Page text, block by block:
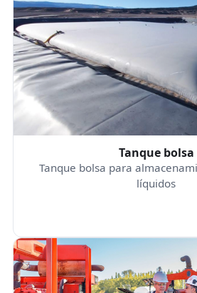
Tanque bolsa
Tanque bolsa para
líquidos